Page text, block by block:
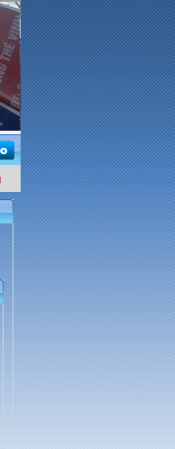
TÍNH - THIẾT BỊ VĂN